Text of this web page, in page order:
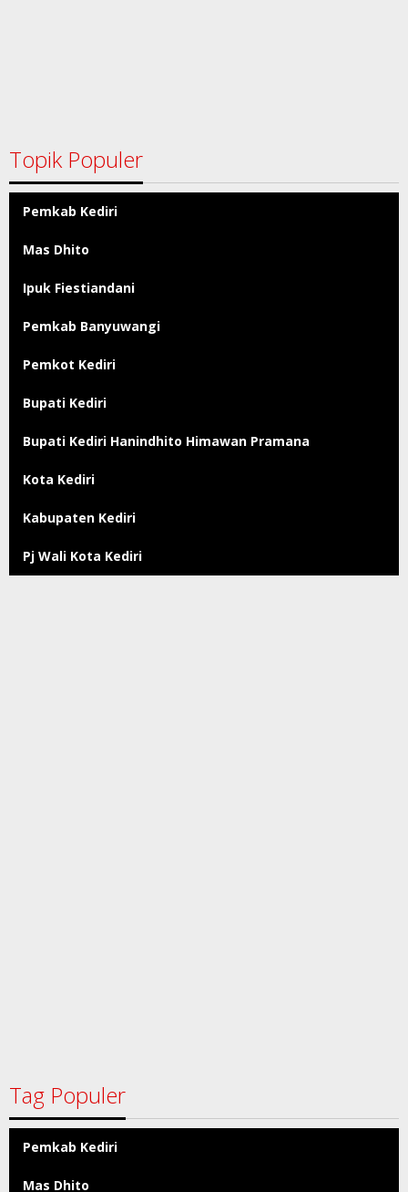
Topik Populer
Pemkab Kediri
Mas Dhito
Ipuk Fiestiandani
Pemkab Banyuwangi
Pemkot Kediri
Bupati Kediri
Bupati Kediri Hanindhito Himawan Pramana
Kota Kediri
Kabupaten Kediri
Pj Wali Kota Kediri
Tag Populer
Pemkab Kediri
Mas Dhito